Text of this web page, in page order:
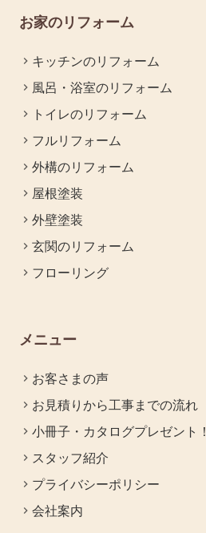
お家のリフォーム
キッチンのリフォーム
風呂・浴室のリフォーム
トイレのリフォーム
フルリフォーム
外構のリフォーム
屋根塗装
外壁塗装
玄関のリフォーム
フローリング
メニュー
お客さまの声
お見積りから工事までの流れ
小冊子・カタログプレゼント！
スタッフ紹介
プライバシーポリシー
会社案内